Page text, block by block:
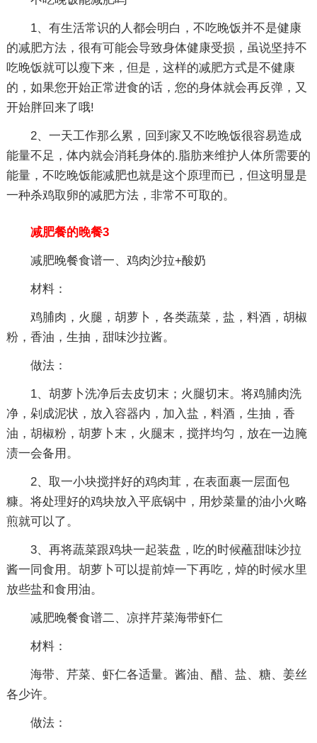
1、有生活常识的人都会明白，不吃晚饭并不是健康
的减肥方法，很有可能会导致身体健康受损，虽说坚持不
吃晚饭就可以瘦下来，但是，这样的减肥方式是不健康
的，如果您开始正常进食的话，您的身体就会再反弹，又
开始胖回来了哦!
2、一天工作那么累，回到家又不吃晚饭很容易造成
能量不足，体内就会消耗身体的.脂肪来维护人体所需要的
能量，不吃晚饭能减肥也就是这个原理而已，但这明显是
一种杀鸡取卵的减肥方法，非常不可取的。
减肥餐的晚餐3
减肥晚餐食谱一、鸡肉沙拉+酸奶
材料：
鸡脯肉，火腿，胡萝卜，各类蔬菜，盐，料酒，胡椒
粉，香油，生抽，甜味沙拉酱。
做法：
1、胡萝卜洗净后去皮切末；火腿切末。将鸡脯肉洗
净，剁成泥状，放入容器内，加入盐，料酒，生抽，香
油，胡椒粉，胡萝卜末，火腿末，搅拌均匀，放在一边腌
渍一会备用。
2、取一小块搅拌好的鸡肉茸，在表面裹一层面包
糠。将处理好的鸡块放入平底锅中，用炒菜量的油小火略
煎就可以了。
3、再将蔬菜跟鸡块一起装盘，吃的时候蘸甜味沙拉
酱一同食用。胡萝卜可以提前焯一下再吃，焯的时候水里
放些盐和食用油。
减肥晚餐食谱二、凉拌芹菜海带虾仁
材料：
海带、芹菜、虾仁各适量。酱油、醋、盐、糖、姜丝
各少许。
做法：